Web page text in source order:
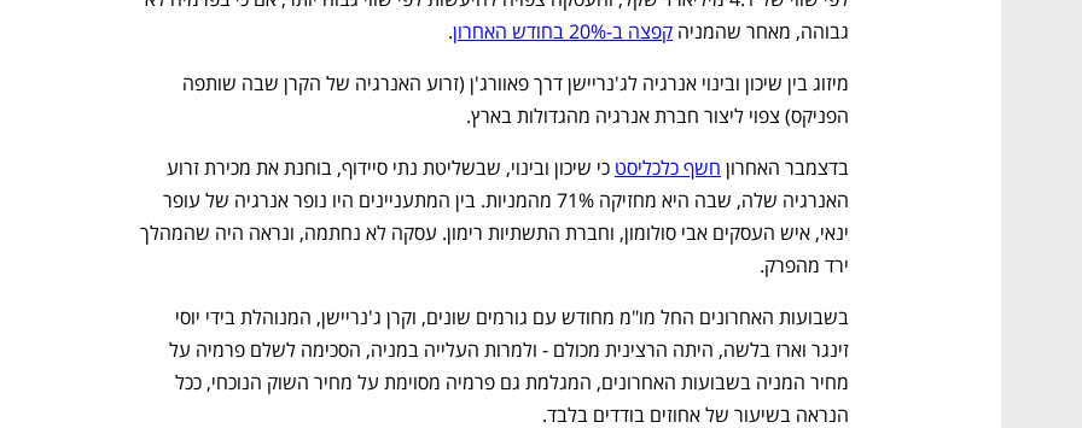
גבוהה, מאחר שהמניה קפצה ב-20% בחודש האחרון
.
הפניקס) צפוי ליצור חברת אנרגיה מהגדולות בארץ.
בדצמבר האחרון חשף כלכליסט
ירד מהפרק.
הנראה בשיעור של אחוזים בודדים בלבד.